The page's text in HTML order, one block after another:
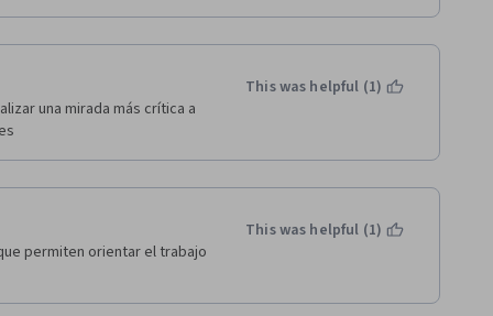
una mirada más crítica a
This was helpful (1)
permiten orientar el trabajo
This was helpful (1)